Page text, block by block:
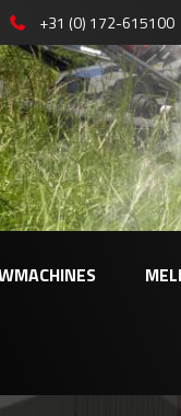
+31 (0) 172-615100